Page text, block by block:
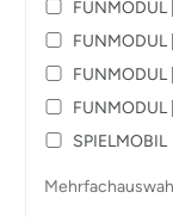
FUNMODUL
FUNMODUL
FUNMODUL
SPIELMOBIL